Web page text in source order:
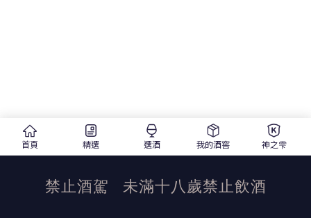
首頁 精選 選酒 我的酒窖 神之雫
禁止酒駕 未滿十八歲禁止飲酒